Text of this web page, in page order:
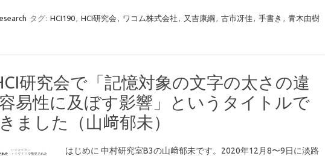
タグ: HCI190 HCI研究会 ワコム株式会社 又吉康綱 古市冴佳 手書き
青木由樹
研究会で「記憶対象の文字の太さの違
易性に及ぼす影響」というタイトルで
ました（山﨑郁未）
はじめに 中村研究室B3の山﨑郁未です。2020年12月8〜9日に淡路